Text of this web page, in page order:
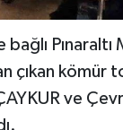
çıkan
ve